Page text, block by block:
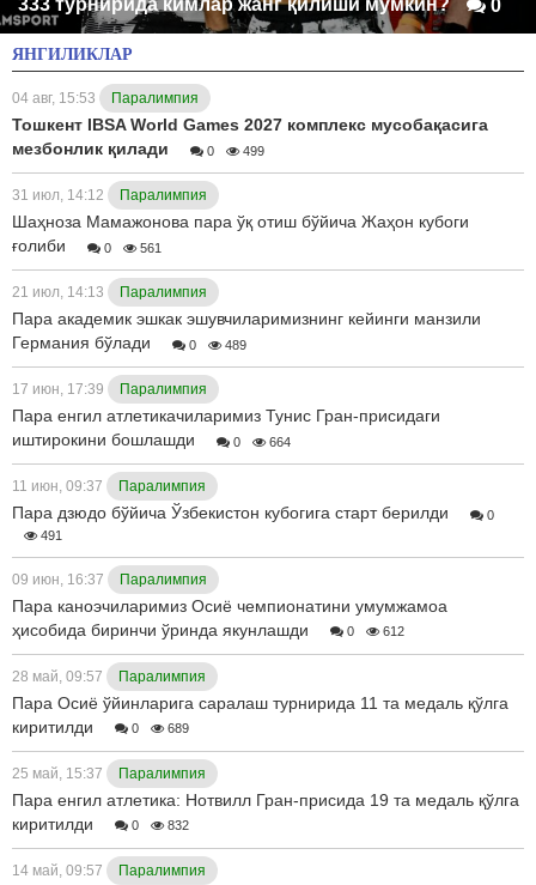
0
ЯНГИЛИКЛАР
04 авг, 15:53 Паралимпия
Тошкент IBSA World Games 2027 комплекс мусобақасига
мезбонлик қилади
0 499
31 июл, 14:12 Паралимпия
Шаҳноза Мамажонова пара ўқ отиш бўйича Жаҳон кубоги
ғолиби
0 561
21 июл, 14:13 Паралимпия
Пара академик эшкак эшувчиларимизнинг кейинги манзили
Германия бўлади
0 489
17 июн, 17:39 Паралимпия
Пара енгил атлетикачиларимиз Тунис Гран-присидаги
иштирокини бошлашди
0 664
11 июн, 09:37 Паралимпия
Пара дзюдо бўйича Ўзбекистон кубогига старт берилди
0
491
09 июн, 16:37 Паралимпия
Пара каноэчиларимиз Осиё чемпионатини умумжамоа
ҳисобида биринчи ўринда якунлашди
0 612
28 май, 09:57 Паралимпия
Пара Осиё ўйинларига саралаш турнирида 11 та медаль қўлга
киритилди
0 689
25 май, 15:37 Паралимпия
Пара енгил атлетика: Нотвилл Гран-присида 19 та медаль қўлга
киритилди
0 832
14 май, 09:57 Паралимпия